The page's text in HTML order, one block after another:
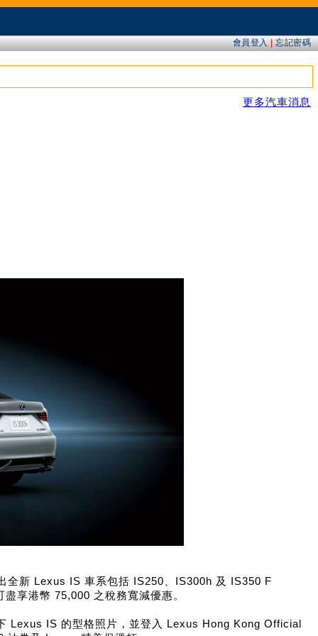
會員登入|忘記密碼
更多汽車消息
全新 Lexus IS 車系包括 IS250、IS300h 及 IS350 F
享港幣 75,000 之稅務寬減優惠。
Lexus IS 的型格照片，並登入 Lexus Hong Kong Official